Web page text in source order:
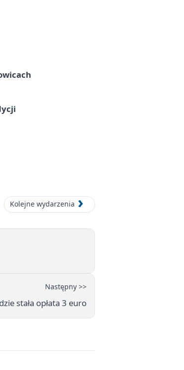
Kolejne wydarzenia
Następny >>
stała opłata 3 euro